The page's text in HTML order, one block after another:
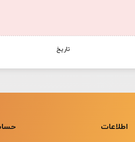
تاریخ
اطلاعات